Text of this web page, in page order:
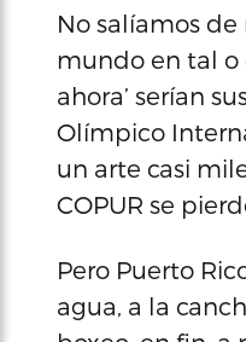
No salíamos
mundo en tal o
ahora’ serían
Olímpico
un arte casi
COPUR se
Pero Puerto
agua, a la